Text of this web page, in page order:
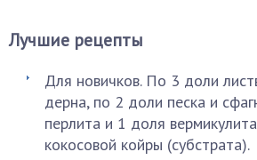
Лучшие рецепты
Для новичков. По 3 доли
дерна, по 2 доли песка и
перлита и 1 доля
кокосовой койры (субстрата).